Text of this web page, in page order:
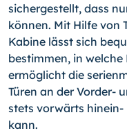
sichergestellt, dass
können. Mit Hilfe von
Kabine lässt sich
bestimmen, in
ermöglicht die
Türen an der Vorder-
stets vorwärts
kann.